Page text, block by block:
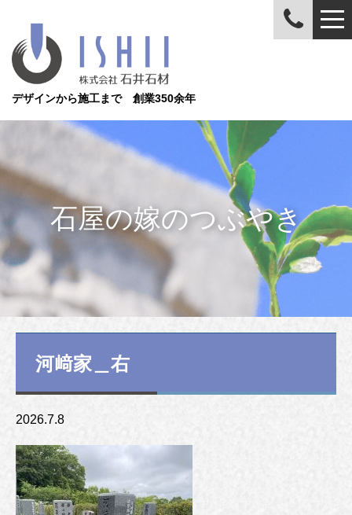
デザインから施工まで 創業350余年
石屋の嫁のつぶやき
河﨑家＿右
2026.7.8